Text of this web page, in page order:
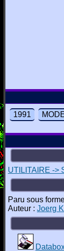
1991
UTILITAIRE ->
Paru sous
Auteur : Joerg